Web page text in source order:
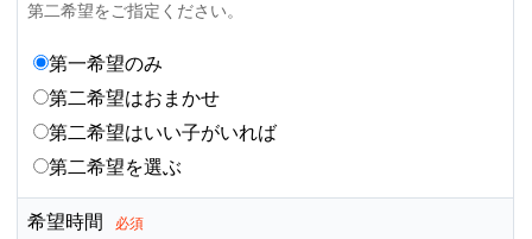
第二希望をご指定ください。
第一希望のみ
第二希望はおまかせ
第二希望はいい子がいれば
第二希望を選ぶ
希望時間 必須